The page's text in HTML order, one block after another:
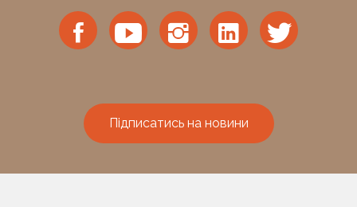
Підписатись на новини